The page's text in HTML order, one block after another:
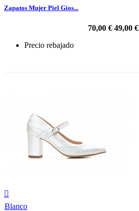
Zapatos Mujer Piel Gios...
70,00 € 49,00 €
Precio rebajado

Blanco